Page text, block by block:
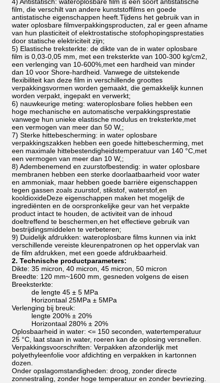
film, die verschilt van andere kunststoffilms en goede
antistatische eigenschappen heeft.Tijdens het gebruik van in
water oplosbare filmverpakkingsproducten, zal er geen afname
van hun plasticiteit of elektrostatische stofophopingsprestaties
door statische elektriciteit zijn;
5) Elastische treksterkte: de dikte van de in water oplosbare
film is 0,03-0,05 mm, met een treksterkte van 100-300 kg/cm2,
een verlenging van 10-600%,met een hardheid van minder
dan 10 voor Shore-hardheid. Vanwege de uitstekende
flexibiliteit kan deze film in verschillende groottes
verpakkingsvormen worden gemaakt, die gemakkelijk kunnen
worden verpakt, ingepakt en verwerkt;
6) nauwkeurige meting: wateroplosbare folies hebben een
hoge mechanische en automatische verpakkingsprestatie
vanwege hun unieke elastische modulus en treksterkte,met
een vermogen van meer dan 50 W,;
7) Sterke hittebescherming: in water oplosbare
verpakkingszakken hebben een goede hittebescherming, met
een maximale hittebestendigheidstemperatuur van 140 °C,met
een vermogen van meer dan 10 W,;
8) Adembenemend en zuurstofbestendig: in water oplosbare
membranen hebben een sterke doorlaatbaarheid voor water
en ammoniak, maar hebben goede barrière eigenschappen
tegen gassen zoals zuurstof, stikstof, waterstof,en
kooldioxideDeze eigenschappen maken het mogelijk de
ingrediënten en de oorspronkelijke geur van het verpakte
product intact te houden, de activiteit van de inhoud
doeltreffend te beschermen,en het effectieve gebruik van
bestrijdingsmiddelen te verbeteren;
9) Duidelijk afdrukken: wateroplosbare films kunnen via inkt
verschillende vereiste kleurenpatronen op het oppervlak van
de film afdrukken, met een goede afdrukbaarheid.
2. Technische productparameters:
Dikte: 35 micron, 40 micron, 45 micron, 50 micron
Breedte: 120 mm~1600 mm, gesneden volgens de eisen
Breeksterkte:
de lengte 45 ± 5 MPa
Horizontaal 25MPa ± 5MPa
Verlenging bij breuk:
lengte 200% ± 20%
Horizontaal 280% ± 20%
Oplosbaarheid in water: <= 150 seconden, watertemperatuur
25 °C, laat staan in water, roeren kan de oplosing versnellen.
Verpakkingsvoorschriften: Verpakken afzonderlijk met
polyethyleenfolie voor afdichting en verpakken in kartonnen
dozen.
Onder opslagomstandigheden: droog, zonder directe
zonnestraling, zonder hoge temperatuur en zonder bevriezing.